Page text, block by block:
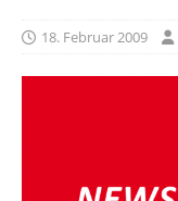
18. Februar 2009